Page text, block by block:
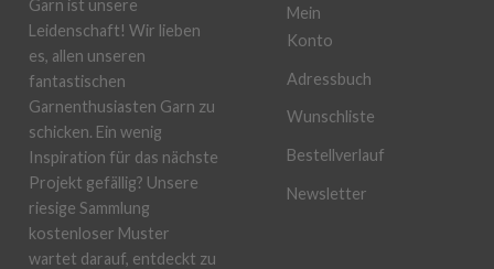
Garn ist unsere
Leidenschaft! Wir lieben
es, allen unseren
fantastischen
Garnenthusiasten Garn zu
schicken. Ein wenig
Inspiration für das nächste
Projekt gefällig? Unsere
riesige Sammlung
kostenloser Muster
wartet darauf, entdeckt zu
Mein
Konto
Adressbuch
Wunschliste
Bestellverlauf
Newsletter